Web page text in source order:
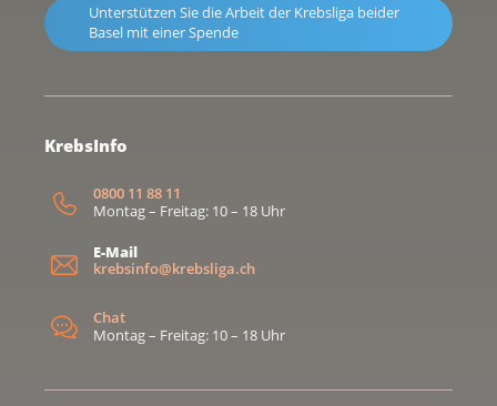
Unterstützen Sie die Arbeit der Krebsliga beider
Basel mit einer Spende
KrebsInfo
0800 11 88 11
Montag – Freitag: 10 – 18 Uhr
E-Mail
krebsinfo@krebsliga.ch
Chat
Montag – Freitag: 10 – 18 Uhr